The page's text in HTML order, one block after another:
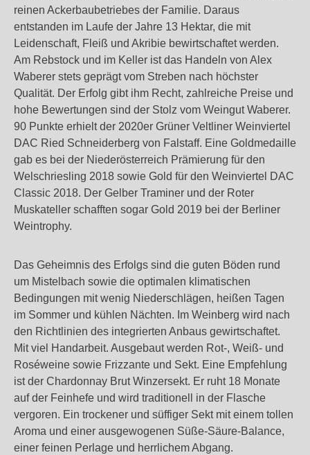
reinen Ackerbaubetriebes der Familie. Daraus
entstanden im Laufe der Jahre 13 Hektar, die mit
Leidenschaft, Fleiß und Akribie bewirtschaftet werden.
Am Rebstock und im Keller ist das Handeln von Alex
Waberer stets geprägt vom Streben nach höchster
Qualität. Der Erfolg gibt ihm Recht, zahlreiche Preise und
hohe Bewertungen sind der Stolz vom Weingut Waberer.
90 Punkte erhielt der 2020er Grüner Veltliner Weinviertel
DAC Ried Schneiderberg von Falstaff. Eine Goldmedaille
gab es bei der Niederösterreich Prämierung für den
Welschriesling 2018 sowie Gold für den Weinviertel DAC
Classic 2018. Der Gelber Traminer und der Roter
Muskateller schafften sogar Gold 2019 bei der Berliner
Weintrophy.
Das Geheimnis des Erfolgs sind die guten Böden rund
um Mistelbach sowie die optimalen klimatischen
Bedingungen mit wenig Niederschlägen, heißen Tagen
im Sommer und kühlen Nächten. Im Weinberg wird nach
den Richtlinien des integrierten Anbaus gewirtschaftet.
Mit viel Handarbeit. Ausgebaut werden Rot-, Weiß- und
Roséweine sowie Frizzante und Sekt. Eine Empfehlung
ist der Chardonnay Brut Winzersekt. Er ruht 18 Monate
auf der Feinhefe und wird traditionell in der Flasche
vergoren. Ein trockener und süffiger Sekt mit einem tollen
Aroma und einer ausgewogenen Süße-Säure-Balance,
einer feinen Perlage und herrlichem Abgang.